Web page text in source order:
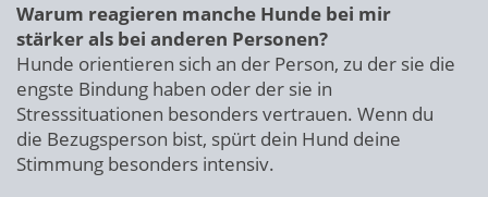
Warum reagieren manche Hunde bei mir
stärker als bei anderen Personen?
Hunde orientieren sich an der Person, zu der sie die
engste Bindung haben oder der sie in
Stresssituationen besonders vertrauen. Wenn du
die Bezugsperson bist, spürt dein Hund deine
Stimmung besonders intensiv.